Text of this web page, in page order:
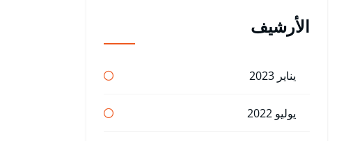
الأرشيف
يناير 2023
يوليو 2022